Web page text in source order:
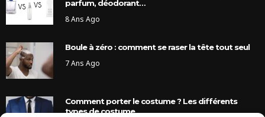
parfum, déodorant…
8 Ans Ago
Boule à zéro : comment se raser la tête tout seul
7 Ans Ago
Comment porter le costume ? Les différents
types de costume